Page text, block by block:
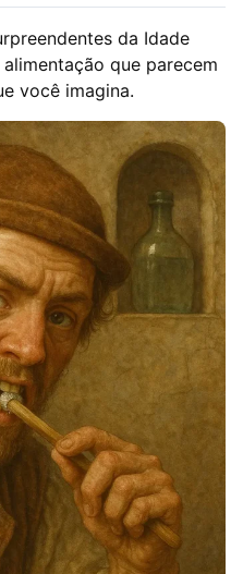
da Idade
que parecem
você imagina.